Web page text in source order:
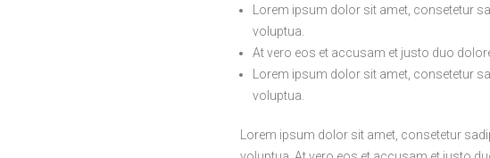
Lorem ipsum dolor sit amet, consetetur
voluptua.
At vero eos et accusam et justo duo
Lorem ipsum dolor sit amet, consetetur
voluptua.
Lorem ipsum dolor sit amet, consetetur